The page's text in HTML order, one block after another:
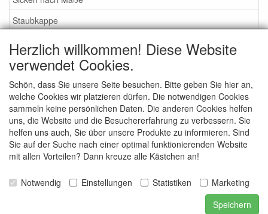
Staubkappe
Service
Schaumstoff oder Gummi Sicken?
Wichtig bei Bestellung
Nachrichten
Kontakt
Allgemeine Verkaufsbedingungen
Herzlich willkommen! Diese Website
verwendet Cookies.
Schön, dass Sie unsere Seite besuchen. Bitte geben Sie hier an,
welche Cookies wir platzieren dürfen. Die notwendigen Cookies
sammeln keine persönlichen Daten. Die anderen Cookies helfen
uns, die Website und die Besuchererfahrung zu verbessern. Sie
helfen uns auch, Sie über unsere Produkte zu informieren. Sind
Sie auf der Suche nach einer optimal funktionierenden Website
mit allen Vorteilen? Dann kreuze alle Kästchen an!
Notwendig Einstellungen Statistiken
Marketing
Speichern